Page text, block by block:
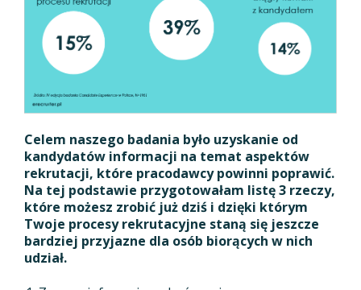
Celem naszego badania było uzyskanie od
kandydatów informacji na temat aspektów
rekrutacji, które pracodawcy powinni poprawić.
Na tej podstawie przygotowałam listę 3 rzeczy,
które możesz zrobić już dziś i dzięki którym
Twoje procesy rekrutacyjne staną się jeszcze
bardziej przyjazne dla osób biorących w nich
udział.